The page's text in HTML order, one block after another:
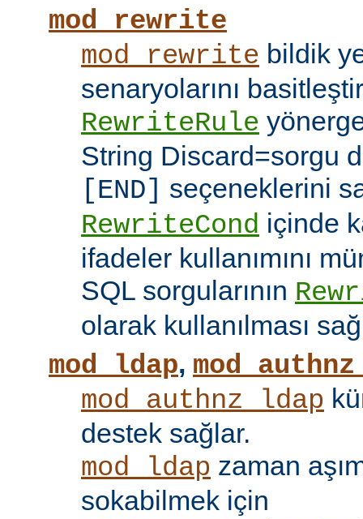
mod_rewrite
mod_rewrite bildik
senaryolarını
RewriteRule
String Discard=sorgu
[END]
seçeneklerini
RewriteCond içinde
ifadeler kullanımını
SQL sorgularının
olarak kullanılması
mod_ldap,
mod_authnz_ldap
destek sağlar.
mod_ldap zaman
sokabilmek için